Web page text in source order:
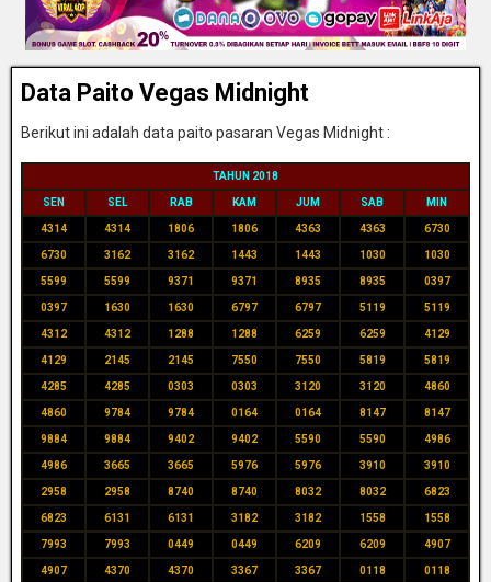
Data Paito Vegas Midnight
Berikut ini adalah data paito pasaran Vegas Midnight :
TAHUN 2018
SEN SEL RAB KAM JUM SAB MIN
4314 4314 1806 1806 4363 4363 6730
6730 3162 3162 1443 1443 1030 1030
5599 5599 9371 9371 8935 8935 0397
0397 1630 1630 6797 6797 5119 5119
4312 4312 1288 1288 6259 6259 4129
4129 2145 2145 7550 7550 5819 5819
4285 4285 0303 0303 3120 3120 4860
4860 9784 9784 0164 0164 8147 8147
9884 9884 9402 9402 5590 5590 4986
4986 3665 3665 5976 5976 3910 3910
2958 2958 8740 8740 8032 8032 6823
6823 6131 6131 3182 3182 1558 1558
7993 7993 0449 0449 6209 6209 4907
4907 4370 4370 3367 3367 0118 0118